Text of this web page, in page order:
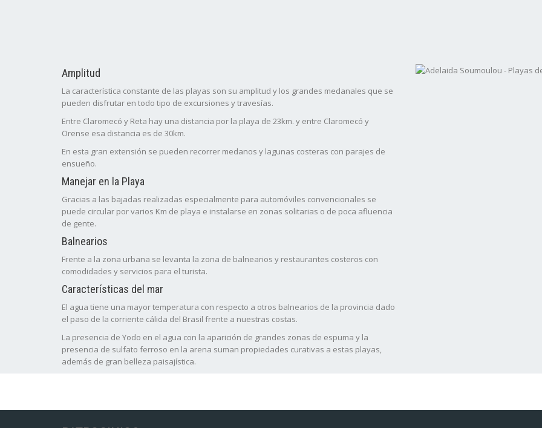
Amplitud
La característica constante de las playas son su amplitud y los grandes medanales que se
pueden disfrutar en todo tipo de excursiones y travesías.
Entre Claromecó y Reta hay una distancia por la playa de 23km. y entre Claromecó y
Orense esa distancia es de 30km.
En esta gran extensión se pueden recorrer medanos y lagunas costeras con parajes de
ensueño.
Manejar en la Playa
Gracias a las bajadas realizadas especialmente para automóviles convencionales se
puede circular por varios Km de playa e instalarse en zonas solitarias o de poca afluencia
de gente.
Balnearios
Frente a la zona urbana se levanta la zona de balnearios y restaurantes costeros con
comodidades y servicios para el turista.
Características del mar
El agua tiene una mayor temperatura con respecto a otros balnearios de la provincia dado
el paso de la corriente cálida del Brasil frente a nuestras costas.
La presencia de Yodo en el agua con la aparición de grandes zonas de espuma y la
presencia de sulfato ferroso en la arena suman propiedades curativas a estas playas,
además de gran belleza paisajística.